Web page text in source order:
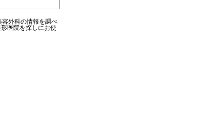
外科の情報を調べ
医院を探しにお使